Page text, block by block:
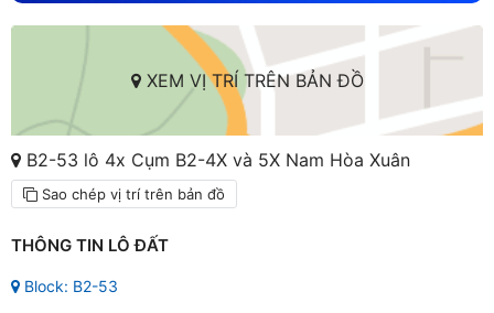
XEM VỊ TRÍ TRÊN BẢN ĐỒ
B2-53 lô 4x Cụm B2-4X và 5X Nam Hòa Xuân
Sao chép vị trí trên bản đồ
THÔNG TIN LÔ ĐẤT
Block: B2-53